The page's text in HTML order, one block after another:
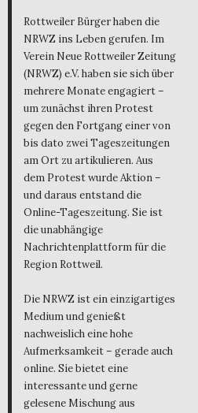
Rottweiler Bürger haben die
NRWZ ins Leben gerufen. Im
Verein Neue Rottweiler Zeitung
(NRWZ) e.V. haben sie sich über
mehrere Monate engagiert –
um zunächst ihren Protest
gegen den Fortgang einer von
bis dato zwei Tageszeitungen
am Ort zu artikulieren. Aus
dem Protest wurde Aktion –
und daraus entstand die
Online-Tageszeitung. Sie ist
die unabhängige
Nachrichtenplattform für die
Region Rottweil.
Die NRWZ ist ein einzigartiges
Medium und genießt
nachweislich eine hohe
Aufmerksamkeit – gerade auch
online. Sie bietet eine
interessante und gerne
gelesene Mischung aus